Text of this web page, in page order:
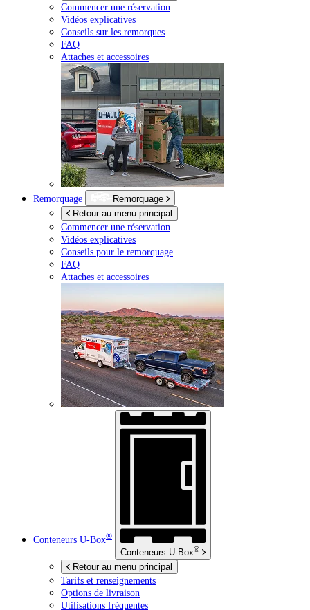
Commencer une réservation
Vidéos explicatives
Conseils sur les remorques
FAQ
Attaches et accessoires
Remorquage
Remorquage
Retour au menu principal
Commencer une réservation
Vidéos explicatives
Conseils pour le remorquage
FAQ
Attaches et accessoires
Conteneurs U-Box®
Conteneurs U-Box®
Retour au menu principal
Tarifs et renseignements
Options de livraison
Utilisations fréquentes